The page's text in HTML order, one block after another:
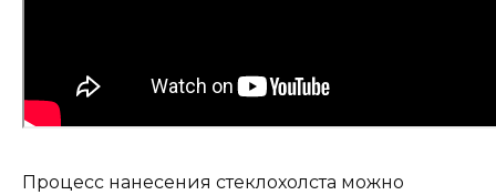
Процесс нанесения стеклохолста можно